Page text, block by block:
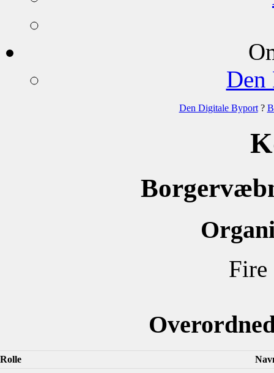
Den Digitale Byport?
Fire
Rolle